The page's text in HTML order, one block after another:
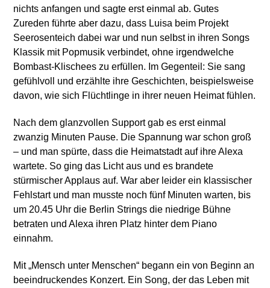
nichts anfangen und sagte erst einmal ab. Gutes
Zureden führte aber dazu, dass Luisa beim Projekt
Seerosenteich dabei war und nun selbst in ihren Songs
Klassik mit Popmusik verbindet, ohne irgendwelche
Bombast-Klischees zu erfüllen. Im Gegenteil: Sie sang
gefühlvoll und erzählte ihre Geschichten, beispielsweise
davon, wie sich Flüchtlinge in ihrer neuen Heimat fühlen.
Nach dem glanzvollen Support gab es erst einmal
zwanzig Minuten Pause. Die Spannung war schon groß
– und man spürte, dass die Heimatstadt auf ihre Alexa
wartete. So ging das Licht aus und es brandete
stürmischer Applaus auf. War aber leider ein klassischer
Fehlstart und man musste noch fünf Minuten warten, bis
um 20.45 Uhr die Berlin Strings die niedrige Bühne
betraten und Alexa ihren Platz hinter dem Piano
einnahm.
Mit „Mensch unter Menschen“ begann ein von Beginn an
beeindruckendes Konzert. Ein Song, der das Leben mit